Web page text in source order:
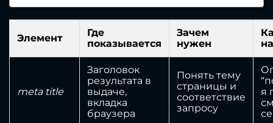
Элемент
Где
показывается
Зачем
нужен
meta title
Заголовок
результата в
выдаче,
вкладка
браузера
Понять тему
страницы и
соответствие
запросу
я